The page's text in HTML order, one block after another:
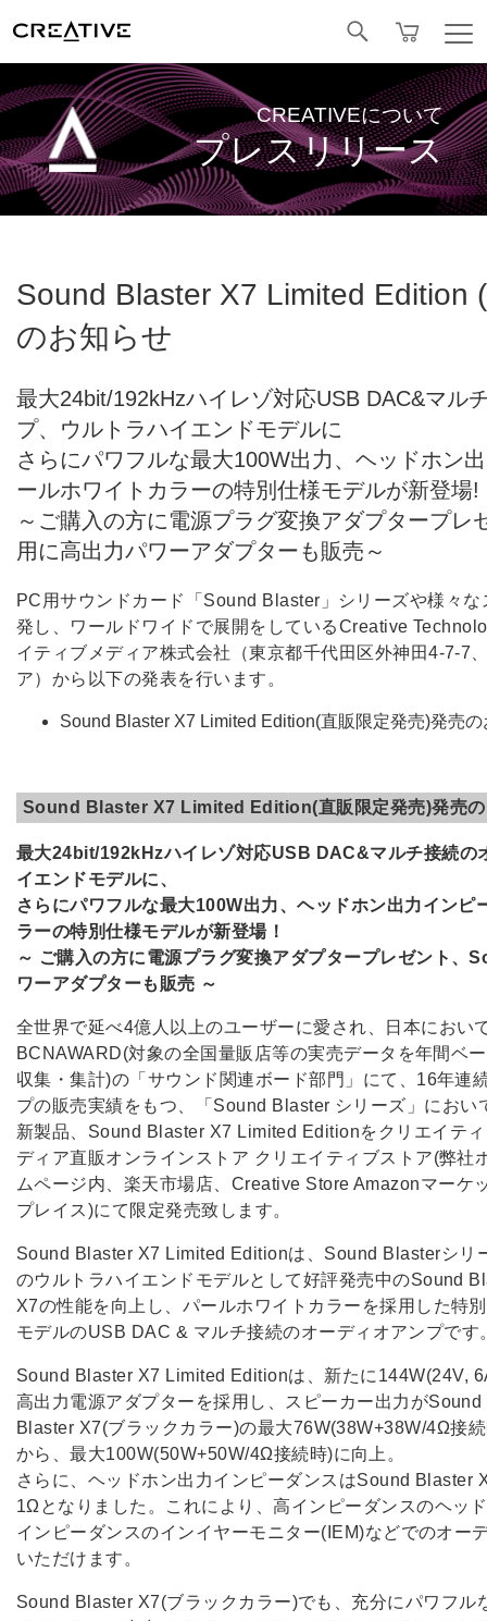
CREATIVEについて
プレスリリース
Sound Blaster X7 Limited Edition
のお知らせ
最大24bit/192kHzハイレゾ対応USB DAC&マル
プ、ウルトラハイエンドモデルに
さらにパワフルな最大100W出力、ヘッドホン
ールホワイトカラーの特別仕様モデルが新登場!
～ご購入の方に電源プラグ変換アダプタープレ
用に高出力パワーアダプターも販売～
PC用サウンドカード「Sound Blaster」シリーズや様々
発し、ワールドワイドで展開をしているCreative
イティブメディア株式会社（東京都千代田区外神田4-7-7
ア）から以下の発表を行います。
Sound Blaster X7 Limited Edition(直販限定発売)発売
Sound Blaster X7 Limited Edition(直販限定発売)発売の
最大24bit/192kHzハイレゾ対応USB DAC&マルチ接続の
イエンドモデルに、
さらにパワフルな最大100W出力、ヘッドホン出力イン
ラーの特別仕様モデルが新登場！
～ ご購入の方に電源プラグ変換アダプタープレゼント
ワーアダプターも販売 ～
全世界で延べ4億人以上のユーザーに愛され、日本におい
BCNAWARD(対象の全国量販店等の実売データを年間ベ
収集・集計)の「サウンド関連ボード部門」にて、16年連
プの販売実績をもつ、「Sound Blaster シリーズ」におい
新製品、Sound Blaster X7 Limited Editionをクリエイテ
ディア直販オンラインストア クリエイティブストア(弊社
ムページ内、楽天市場店、Creative Store Amazonマーケ
プレイス)にて限定発売致します。
Sound Blaster X7 Limited Editionは、Sound Blasterシリ
のウルトラハイエンドモデルとして好評発売中のSound
X7の性能を向上し、パールホワイトカラーを採用した特
モデルのUSB DAC & マルチ接続のオーディオアンプです
Sound Blaster X7 Limited Editionは、新たに144W(24V,
高出力電源アダプターを採用し、スピーカー出力がSound
Blaster X7(ブラックカラー)の最大76W(38W+38W/4Ω接
から、最大100W(50W+50W/4Ω接続時)に向上。
さらに、ヘッドホン出力インピーダンスはSound Blaster
1Ωとなりました。これにより、高インピーダンスのヘッ
インピーダンスのインイヤーモニター(IEM)などでのオー
いただけます。
Sound Blaster X7(ブラックカラー)でも、充分にパワフル
Facebook